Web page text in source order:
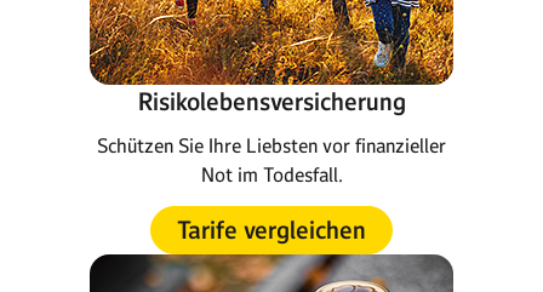
Risikolebensversicherung
Schützen Sie Ihre Liebsten vor finanzieller
Not im Todesfall.
Tarife vergleichen